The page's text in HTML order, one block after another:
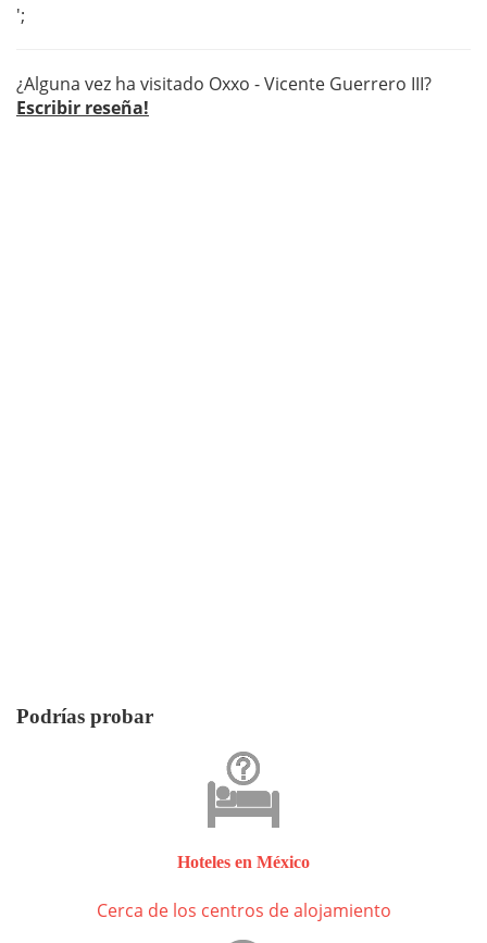
';
¿Alguna vez ha visitado Oxxo - Vicente Guerrero III?
Escribir reseña!
Podrías probar
Hoteles en México
Cerca de los centros de alojamiento